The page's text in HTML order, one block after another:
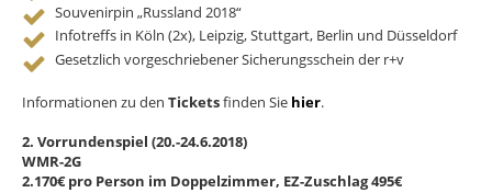
Souvenirpin „Russland 2018“
Infotreffs in Köln (2x), Leipzig, Stuttgart, Berlin und Düsseldorf
Gesetzlich vorgeschriebener Sicherungsschein der r+v
Informationen zu den Ticketsfinden Sie hier.
2. Vorrundenspiel (20.-24.6.2018)
WMR-2G
2.170€ pro Person im Doppelzimmer, EZ-Zuschlag 495€